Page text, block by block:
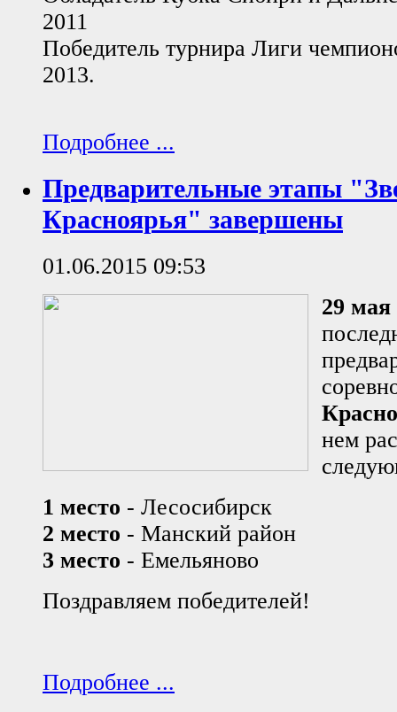
2011
Победитель турнира Лиги
2013.
Подробнее ...
Предварительные этапы
Красноярья" завершены
01.06.2015 09:53
29 мая
нем
1 место - Лесосибирск
2 место - Манский район
3 место - Емельяново
Поздравляем победителей!
Подробнее ...